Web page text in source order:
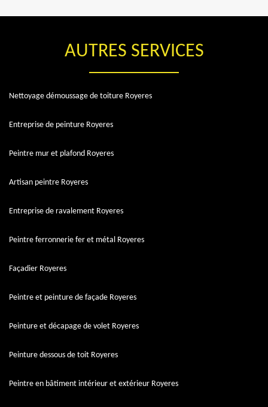
AUTRES SERVICES
Nettoyage démoussage de toiture Royeres
Entreprise de peinture Royeres
Peintre mur et plafond Royeres
Artisan peintre Royeres
Entreprise de ravalement Royeres
Peintre ferronnerie fer et métal Royeres
Façadier Royeres
Peintre et peinture de façade Royeres
Peinture et décapage de volet Royeres
Peinture dessous de toit Royeres
Peintre en bâtiment intérieur et extérieur Royeres